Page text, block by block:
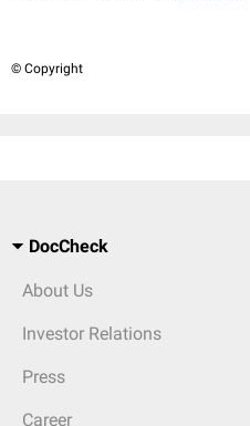
© Copyright
DocCheck
About Us
Investor Relations
Press
Career